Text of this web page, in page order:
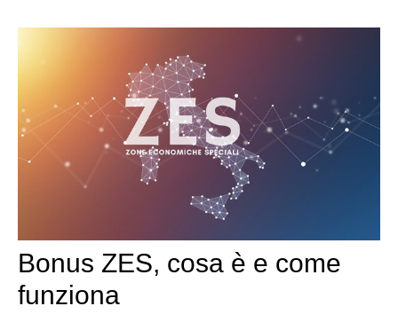
Bonus ZES, cosa è e come
funziona